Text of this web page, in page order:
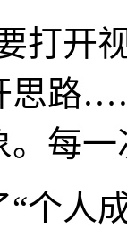
开视
思路
每一
人成